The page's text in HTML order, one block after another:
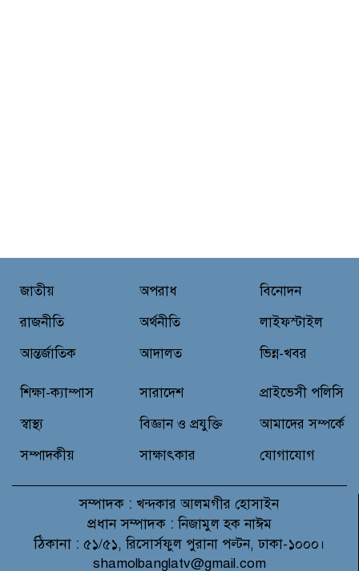
‘হেলথ এক্সপ্রেস’ চালু
উর্ধ্বগতির প্রতিবাদে মাগুরায় ১১দলীয়
হাটহাজারী মাদরাসা ছাত্র আরিফুল
ইসলামের আকস্মিক মৃত্যু : মাগফিরাত
জাতীয়
রাজনীতি
আন্তর্জাতিক
অপরাধ
অর্থনীতি
আদালত
বিনোদন
লাইফস্টাইল
ভিন্ন-খবর
শিক্ষা-ক্যাম্পাস
স্বাস্থ্য
সম্পাদকীয়
সারাদেশ
বিজ্ঞান ও প্রযুক্তি
সাক্ষাৎকার
প্রাইভেসী পলিসি
আমাদের সম্পর্কে
যোগাযোগ
সম্পাদক : খন্দকার আলমগীর হোসাইন
প্রধান সম্পাদক : নিজামুল হক নাঈম
ঠিকানা : ৫১/৫১, রিসোর্সফুল পুরানা পল্টন, ঢাকা-১০০০।
shamolbanglatv@gmail.com